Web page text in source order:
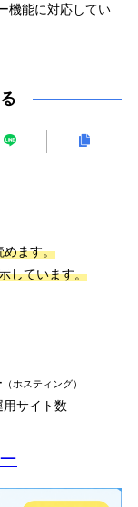
機能に対応してい
めます。
しています。
（ホスティング）
用サイト数